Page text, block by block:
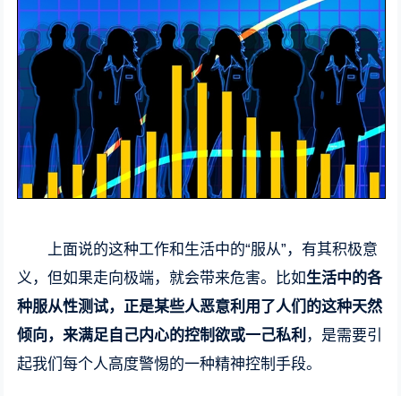
上面说的这种工作和生活中的“服从”，有其积极意
义，但如果走向极端，就会带来危害。比如生活中的各
种服从性测试，正是某些人恶意利用了人们的这种天然
倾向，来满足自己内心的控制欲或一己私利 ，是需要引
起我们每个人高度警惕的一种精神控制手段。